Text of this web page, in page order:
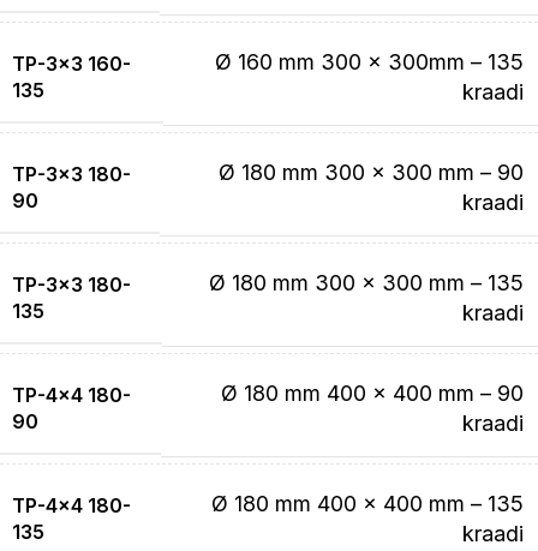
TP-3×3 160-
135
Ø 160 mm 300 x 300mm – 135
kraadi
TP-3×3 180-
90
Ø 180 mm 300 x 300 mm – 90
kraadi
TP-3×3 180-
135
Ø 180 mm 300 x 300 mm – 135
kraadi
TP-4×4 180-
90
Ø 180 mm 400 x 400 mm – 90
kraadi
TP-4×4 180-
135
Ø 180 mm 400 x 400 mm – 135
kraadi